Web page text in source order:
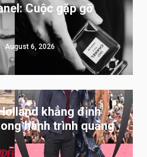
Cuộc gặp gỡ
August 6, 2026
khẳng định
hành trình quảng